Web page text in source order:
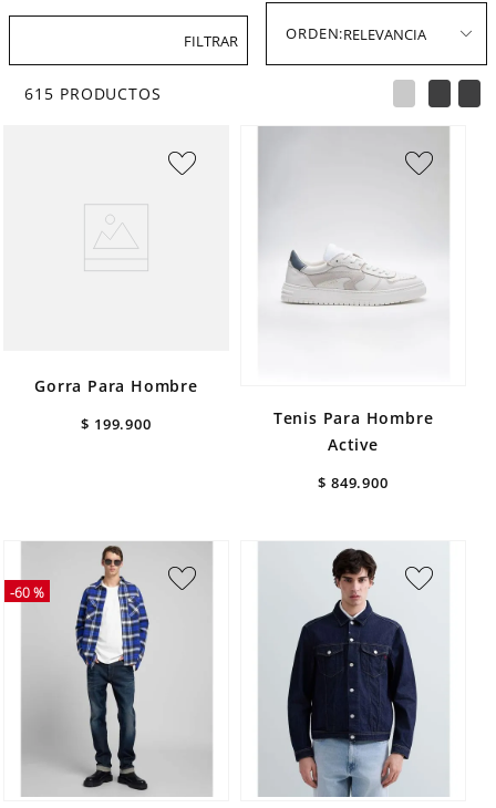
FILTRAR RELEVANCIA
615 PRODUCTOS
Gorra Para Hombre
$ 199.900
Tenis Para Hombre
Active
$ 849.900
-60 %